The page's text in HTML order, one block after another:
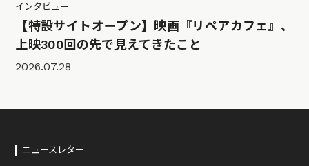
インタビュー
【特設サイトオープン】映画『リペアカフェ』、
上映300回の先で見えてきたこと
2026.07.28
ニュースレター